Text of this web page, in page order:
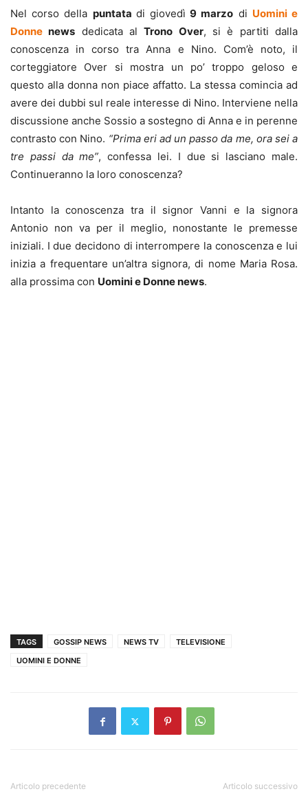
Nel corso della puntata di giovedì 9 marzo di Uomini e
Donne news dedicata alTrono Over, si è partiti dalla
conoscenza in corso tra Anna e Nino. Com’è noto, il
corteggiatore Over si mostra un po’ troppo geloso e
questo alla donna non piace affatto. La stessa comincia ad
avere dei dubbi sul reale interesse di Nino. Interviene nella
discussione anche Sossio a sostegno di Anna e in perenne
contrasto con Nino. “Prima eri ad un passo da me, ora sei a
tre passi da me”, confessa lei. I due si lasciano male.
Continueranno la loro conoscenza?
Intanto la conoscenza tra il signor Vanni e la signora
Antonio non va per il meglio, nonostante le premesse
iniziali. I due decidono di interrompere la conoscenza e lui
inizia a frequentare un’altra signora, di nome Maria Rosa.
alla prossima con Uomini e Donne news.
TAGS GOSSIP NEWS NEWS TV
TELEVISIONE
UOMINI E DONNE
Articolo precedente Articolo successivo